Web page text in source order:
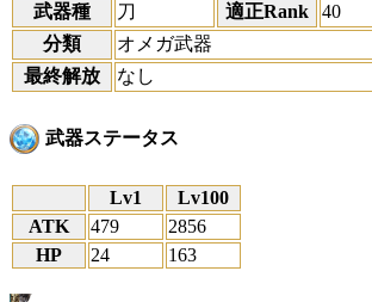
武器種
刀 適正Rank
40
分類
オメガ武器
最終解放
なし
武器ステータス
Lv1
Lv100
ATK
479
2856
HP
24 163